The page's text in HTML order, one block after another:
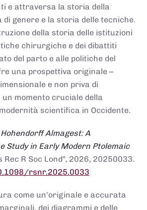
e attraversa la storia della
di genere e la storia delle tecniche.
della storia delle istituzioni
chirurgiche e dei dibattiti
del parto e alle politiche del
una prospettiva originale –
e non priva di
un momento cruciale della
scientifica in Occidente.
Hohendorff Almagest: A
Study in Early Modern Ptolemaic
Rec R Soc Lond", 2026, 20250033.
rsnr.2025.0033
come un'originale e accurata
dei diagrammi e delle